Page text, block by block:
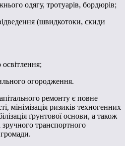
одягу, тротуарів, бордюрів;
(швидкотоки, скиди
огородження.
ремонту є повне
мінімізація ризиків техногенних
ґрунтової основи, а також
зручного транспортного